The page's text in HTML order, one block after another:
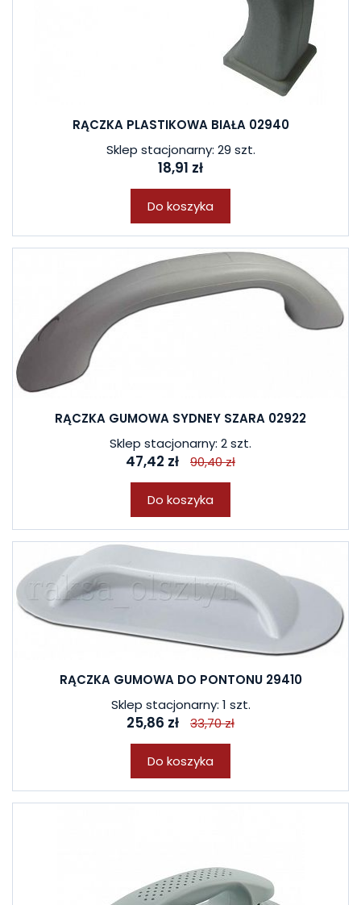
RĄCZKA PLASTIKOWA BIAŁA 02940
Sklep stacjonarny: 29 szt.
18,91 zł
Do koszyka
RĄCZKA GUMOWA SYDNEY SZARA 02922
Sklep stacjonarny: 2 szt.
47,42 zł 90,40 zł
Do koszyka
RĄCZKA GUMOWA DO PONTONU 29410
Sklep stacjonarny: 1 szt.
25,86 zł 33,70 zł
Do koszyka